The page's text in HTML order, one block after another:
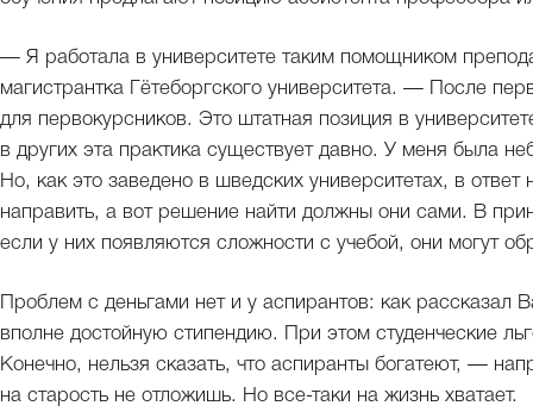
— Я работала в университете таким помощником
магистрантка Гётеборгского университета. — После
для первокурсников. Это штатная позиция в
в других эта практика существует давно. У меня была
Но, как это заведено в шведских университетах, в
направить, а вот решение найти должны они сами. В
если у них появляются сложности с учебой, они могут
Проблем с деньгами нет и у аспирантов: как рассказал
вполне достойную стипендию. При этом студенческие
Конечно, нельзя сказать, что аспиранты богатеют, —
на старость не отложишь. Но все-таки на жизнь хватает.